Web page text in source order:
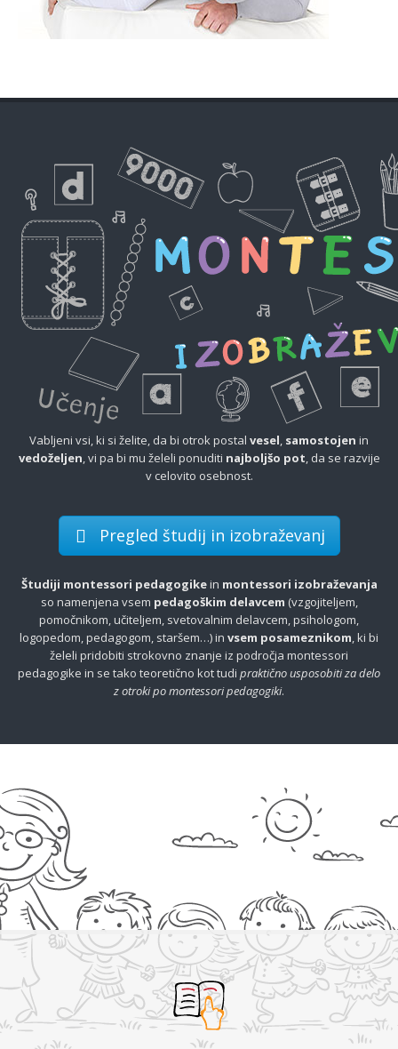
Vabljeni vsi, ki si želite, da bi otrok postal vesel, samostojen in
vedoželjen, vi pa bi mu želeli ponuditi najboljšo pot, da se razvije
v celovito osebnost.
Pregled študij in izobraževanj
Študiji montessori pedagogikein montessori izobraževanja
so namenjena vsem pedagoškim delavcem (vzgojiteljem,
pomočnikom, učiteljem, svetovalnim delavcem, psihologom,
logopedom, pedagogom, staršem…) in vsem posameznikom, ki bi
želeli pridobiti strokovno znanje iz področja montessori
pedagogike in se tako teoretično kot tudi praktično usposobiti za delo
z otroki po montessori pedagogiki.